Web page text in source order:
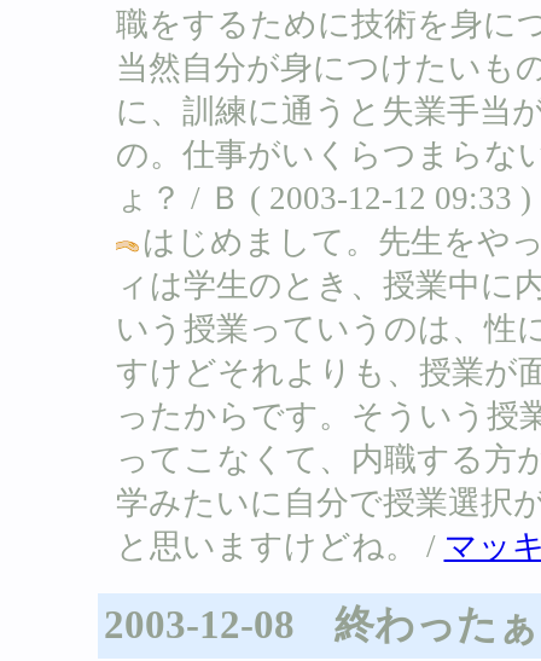
職をするために技術を身に
当然自分が身につけたいも
に、訓練に通うと失業手当
の。仕事がいくらつまらな
ょ？ / Ｂ ( 2003-12-12 09:33 )
はじめまして。先生をや
ィは学生のとき、授業中に
いう授業っていうのは、性
すけどそれよりも、授業が
ったからです。そういう授
ってこなくて、内職する方
学みたいに自分で授業選択
と思いますけどね。 / マッ
2003-12-08 終わった